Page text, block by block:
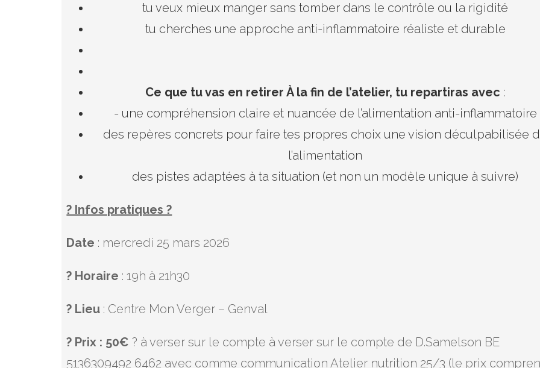
tu veux mieux manger sans tomber dans le contrôle ou la rigidité
tu cherches une approche anti-inflammatoire réaliste et durable
Ce que tu vas en retirer À la fin de l’atelier, tu repartiras avec :
- une compréhension claire et nuancée de l’alimentation anti-inflammatoire
des repères concrets pour faire tes propres choix une vision déculpabilisée
l’alimentation
des pistes adaptées à ta situation (et non un modèle unique à suivre)
? Infos pratiques ?
Date : mercredi 25 mars 2026
? Horaire : 19h à 21h30
? Lieu : Centre Mon Verger – Genval
? Prix : 50€ ? à verser sur le compte à verser sur le compte de D.Samelson BE
5136309492 6462 avec comme communication Atelier nutrition 25/3 (le prix